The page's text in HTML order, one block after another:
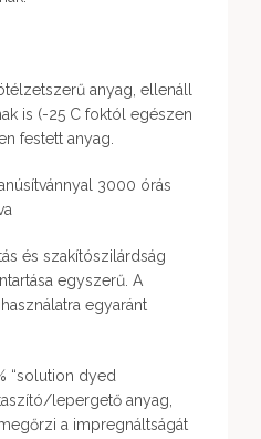
anyag, ellenáll
is (-25 C foktól egészen
festett anyag.
3000 órás
és szakítószilárdság
egyszerű. A
egyaránt
“solution dyed
lepergető anyag,
a impregnáltságát